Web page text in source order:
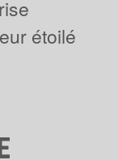
étoilé